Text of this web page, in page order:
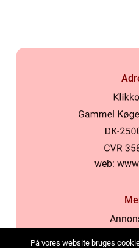
web:
På vores website bruges